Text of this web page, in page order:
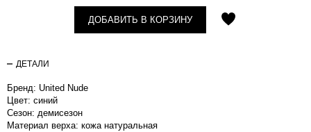
ДОБАВИТЬ В КОРЗИНУ
ДЕТАЛИ
Бренд: United Nude
Цвет: синий
Сезон: демисезон
Материал верха: кожа натуральная